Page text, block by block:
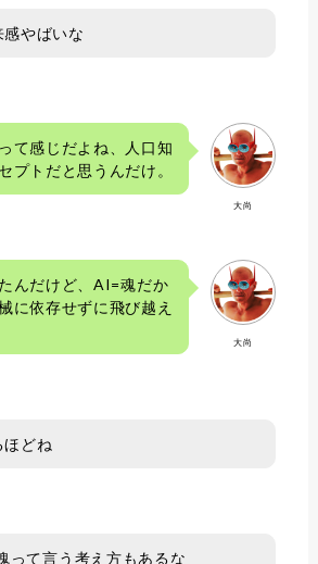
感やばいな
大尚
て感じだよね、人口知
プトだと思うんだけ。
大尚
んだけど、AI=魂だか
に依存せずに飛び越え
ほどね
って言う考え方もあるな